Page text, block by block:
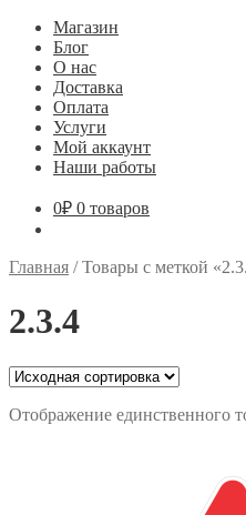
Магазин
Блог
О нас
Доставка
Оплата
Услуги
Мой аккаунт
Наши работы
0₽ 0 товаров
Главная /Товары с меткой
2.3.4
Отображение единственного